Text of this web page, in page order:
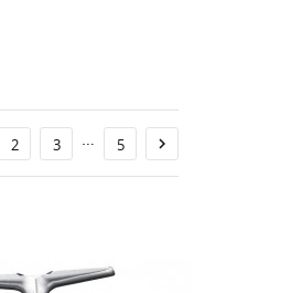
2 3 5 